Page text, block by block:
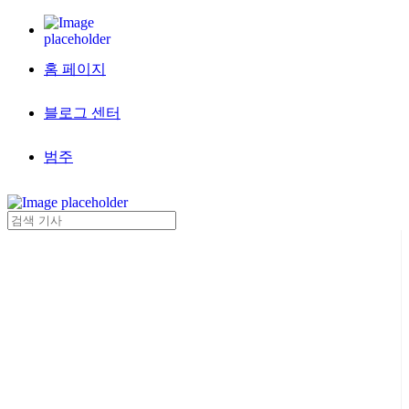
홈 페이지
블로그 센터
범주